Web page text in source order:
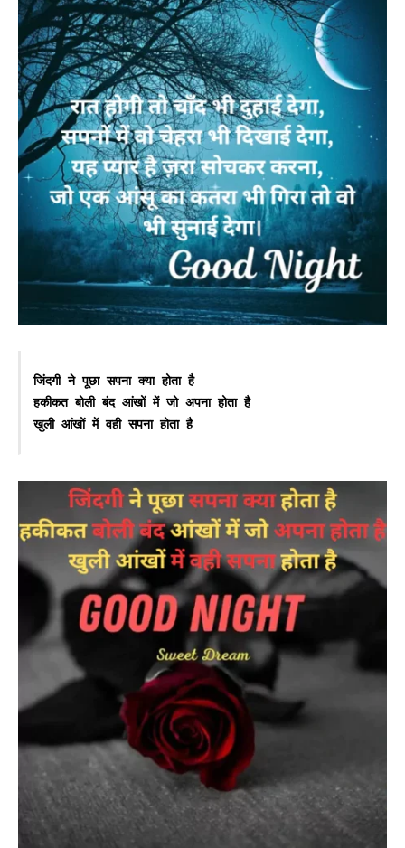
जिंदगी ने पूछा सपना क्या होता है
हकीकत बोली बंद आंखों में जो अपना होता है
खुली आंखों में वही सपना होता है